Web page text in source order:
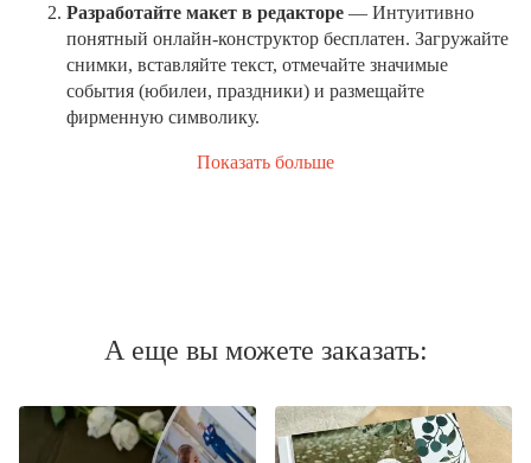
Разработайте макет в редакторе — Интуитивно
понятный онлайн-конструктор бесплатен. Загружайте
снимки, вставляйте текст, отмечайте значимые
события (юбилеи, праздники) и размещайте
фирменную символику.
Показать больше
А еще вы можете заказать: